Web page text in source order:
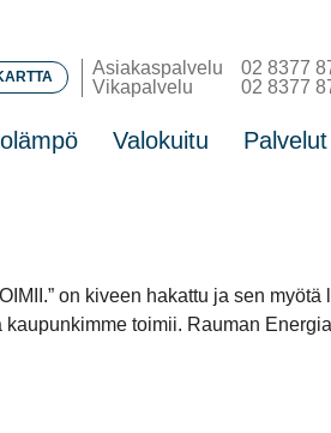
Asiakaspalvelu
02 8377
Vikapalvelu
02 8377
Valokuitu Palvelut
on kiveen hakattu ja sen
toimii. Rauman